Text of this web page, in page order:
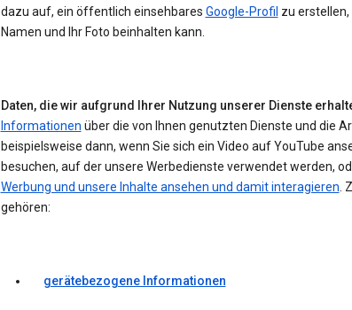
dazu auf, ein öffentlich einsehbares Google-Profil zu erstellen,
Namen und Ihr Foto beinhalten kann.
Daten, die wir aufgrund Ihrer Nutzung unserer Dienste
Informationen über die von Ihnen genutzten Dienste und die
beispielsweise dann, wenn Sie sich ein Video auf YouTube
besuchen, auf der unsere Werbedienste verwendet werden,
Werbung und unsere Inhalte ansehen und damit interagieren.
gehören:
gerätebezogene Informationen